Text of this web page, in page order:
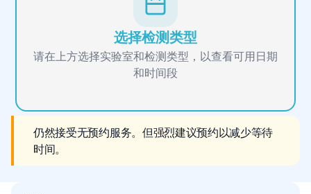
选择检测类型
请在上方选择实验室和检测类型，以查看可用日期
和时间段
仍然接受无预约服务。但强烈建议预约以减少等待
时间。